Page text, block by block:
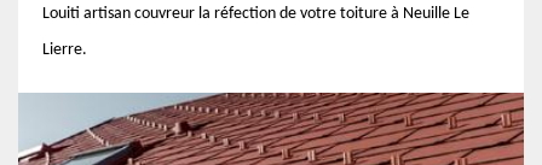
Louiti artisan couvreur la réfection de votre toiture à Neuille Le
Lierre.